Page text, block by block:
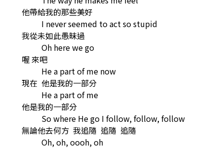
他帶給我的那些美好
I never seemed to act so stupid
我從未如此愚昧過
Oh here we go
喔 來吧
He a part of me now
現在 他是我的一部分
He a part of me
他是我的一部分
So where He go I follow, follow, follow
無論他去何方 我追隨 追隨 追隨
Oh, oh, oooh, oh